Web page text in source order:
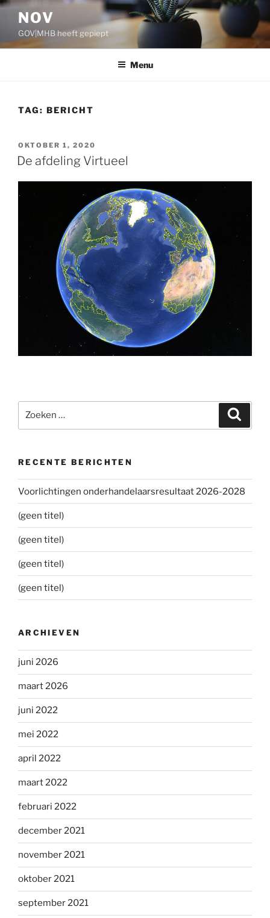
Ga
inhoud
NOV
GOV|MHB heeft gepiept
Menu
TAG: BERICHT
GEPLAATST
OP
OKTOBER 1, 2020
De afdeling Virtueel
Zoeken
RECENTE BERICHTEN
Voorlichtingen onderhandelaarsresultaat 2026-2028
(geen titel)
(geen titel)
(geen titel)
(geen titel)
ARCHIEVEN
juni 2026
maart 2026
juni 2022
mei 2022
april 2022
maart 2022
februari 2022
december 2021
november 2021
oktober 2021
september 2021